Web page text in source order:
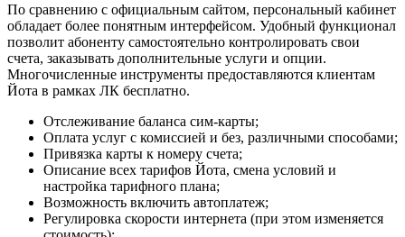
По сравнению с официальным сайтом, персональный кабинет
обладает более понятным интерфейсом. Удобный функционал
позволит абоненту самостоятельно контролировать свои
счета, заказывать дополнительные услуги и опции.
Многочисленные инструменты предоставляются клиентам
Йота в рамках ЛК бесплатно.
Отслеживание баланса сим-карты;
Оплата услуг с комиссией и без, различными способами;
Привязка карты к номеру счета;
Описание всех тарифов Йота, смена условий и
настройка тарифного плана;
Возможность включить автоплатеж;
Регулировка скорости интернета (при этом изменяется